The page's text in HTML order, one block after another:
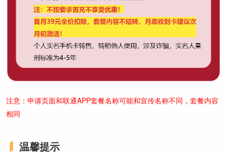
注意：申请页面和联通APP套餐名称可能和宣传名称不同，套餐内容
相同
温馨提示